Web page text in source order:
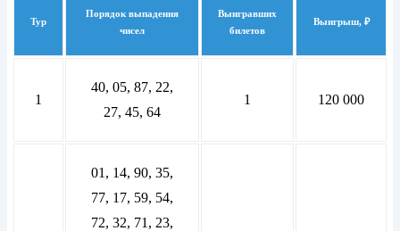
Тур
Порядок выпадения
чисел
Выигравших
билетов
Выигрыш, ₽
1
40, 05, 87, 22,
27, 45, 64
1 120 000
01, 14, 90, 35,
77, 17, 59, 54,
72, 32, 71, 23,